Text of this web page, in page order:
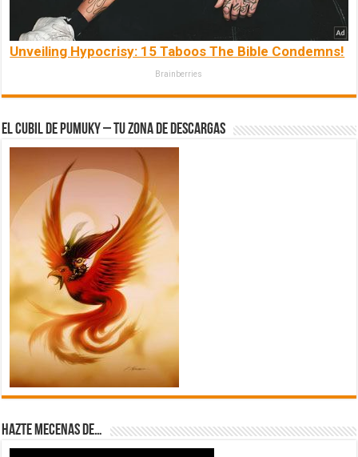
Unveiling Hypocrisy: 15 Taboos The Bible Condemns!
Brainberries
El Cubil de Pumuky – Tu zona de Descargas
Hazte Mecenas de…